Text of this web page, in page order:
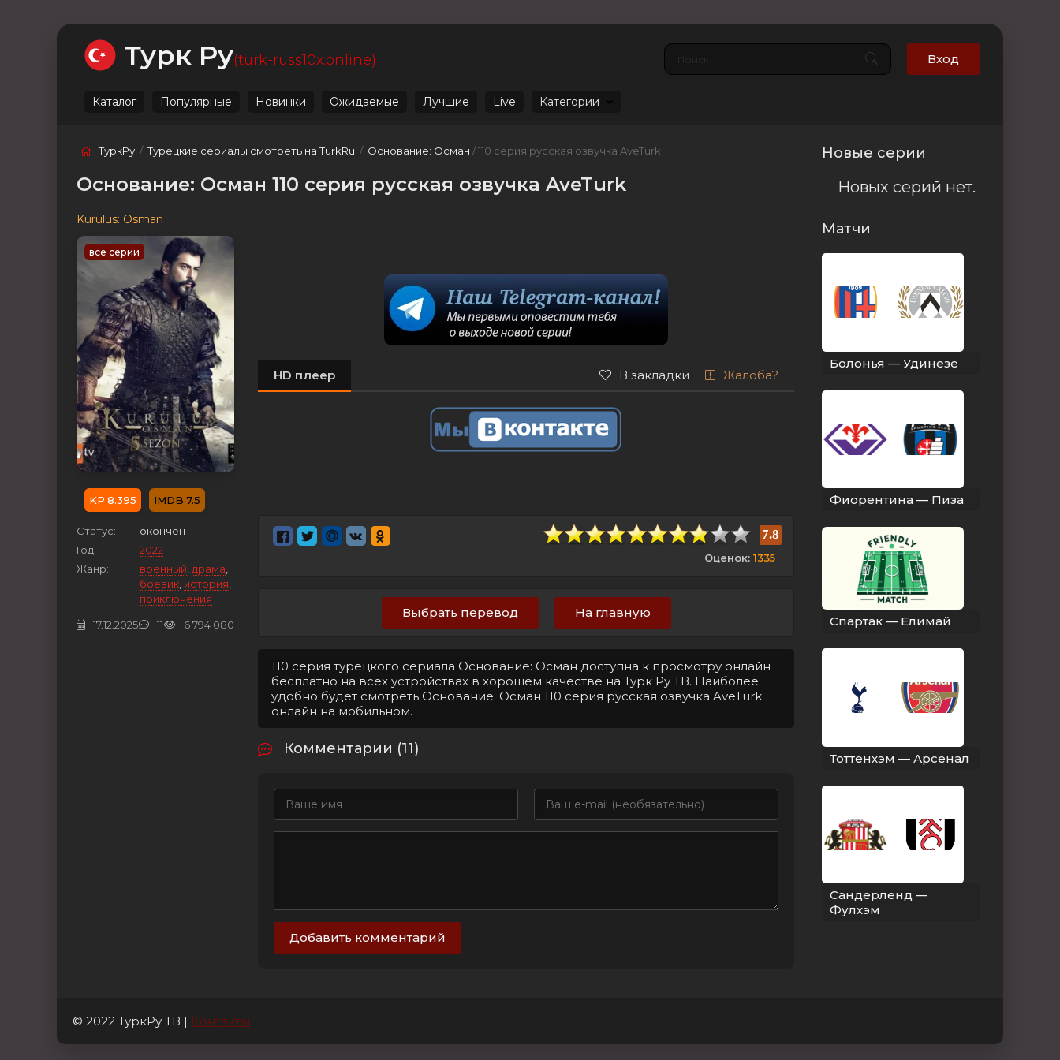
Турк Ру(turk-russ10x.online) Вход
Каталог Популярные Новинки Ожидаемые Лучшие Live Категории
ТуркРу /Турецкие сериалы смотреть на TurkRu / Основание: Осман / 110 серия русская озвучка AveTurk
Основание: Осман 110 серия русская озвучка AveTurk
Kurulus: Osman
все серии
8.395 7.5
Статус:
окончен
Год:
2022
Жанр:
военный драма
боевик история
приключения
6 794 080
11
17.12.2025
HD плеер В закладки Жалоба?
7.8
Оценок: 1335
Выбрать перевод На главную
110 серия турецкого сериала Основание: Осман доступна к просмотру онлайн
бесплатно на всех устройствах в хорошем качестве на Турк Ру ТВ. Наиболее
удобно будет смотреть Основание: Осман 110 серия русская озвучка AveTurk
онлайн на мобильном.
Комментарии (11)
Добавить комментарий
Новые серии
Новых серий нет.
Матчи
Болонья — Удинезе
Фиорентина — Пиза
Спартак — Елимай
Тоттенхэм — Арсенал
Сандерленд —
Фулхэм
© 2022 ТуркРу ТВ | Контакты
Ожидаемые Лучшие